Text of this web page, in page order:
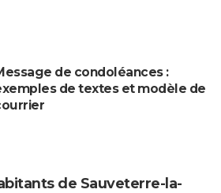
de condoléances :
de textes et modèle de
de Sauveterre-la-